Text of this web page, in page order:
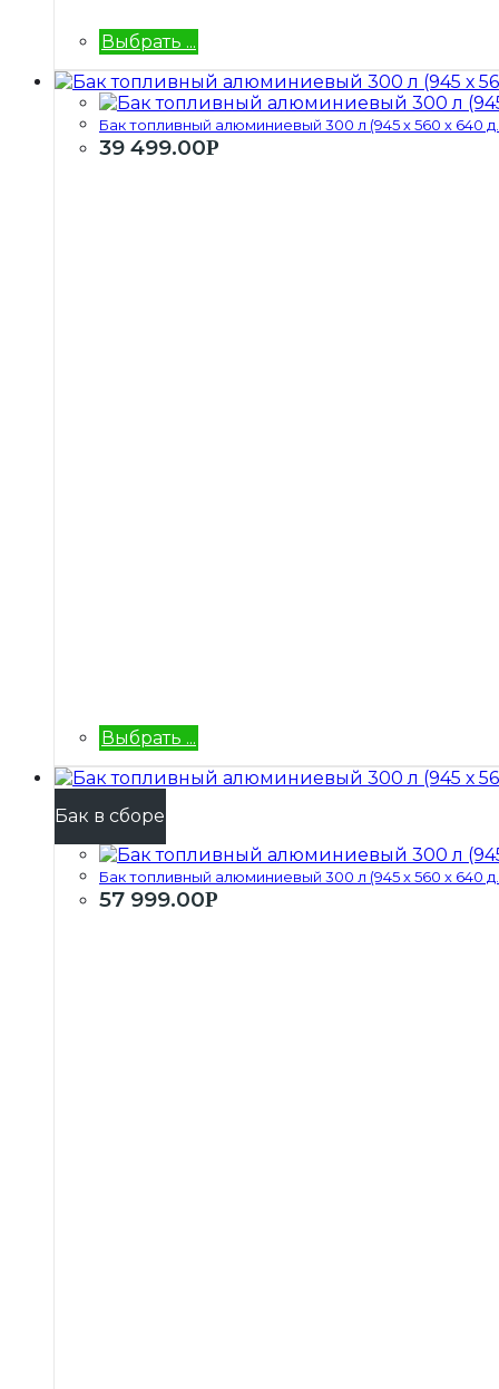
Выбрать ...
Бак топливный алюминиевый 300 л (945 х 560 х 640
39 499.00Р
Выбрать ...
Бак в сборе
Бак топливный алюминиевый 300 л (945 х 560 х 640
57 999.00Р